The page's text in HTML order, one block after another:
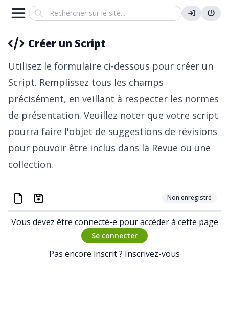
Search
Créer un Script
Utilisez le formulaire ci-dessous pour créer un
Script. Remplissez tous les champs
précisément, en veillant à respecter les normes
de présentation. Veuillez noter que votre script
pourra faire l'objet de suggestions de révisions
pour pouvoir être inclus dans la Revue ou une
collection.
Non enregistré
Vous devez être connecté-e pour accéder à cette page
Se connecter
Pas encore inscrit ? Inscrivez-vous